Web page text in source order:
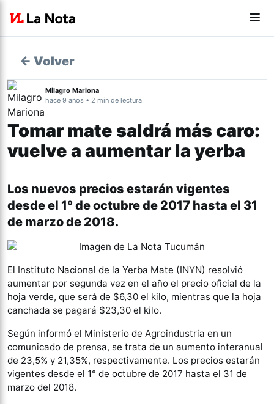
← Volver
Milagro Mariona
hace 9 años • 2 min de lectura
Tomar mate saldrá más caro:
vuelve a aumentar la yerba
Los nuevos precios estarán vigentes
desde el 1° de octubre de 2017 hasta el 31
de marzo de 2018.
El Instituto Nacional de la Yerba Mate (INYN) resolvió
aumentar por segunda vez en el año el precio oficial de la
hoja verde, que será de $6,30 el kilo, mientras que la hoja
canchada se pagará $23,30 el kilo.
Según informó el Ministerio de Agroindustria en un
comunicado de prensa, se trata de un aumento interanual
de 23,5% y 21,35%, respectivamente. Los precios estarán
vigentes desde el 1° de octubre de 2017 hasta el 31 de
marzo del 2018.